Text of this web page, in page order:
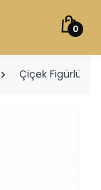
0
Çiçek Figürlü